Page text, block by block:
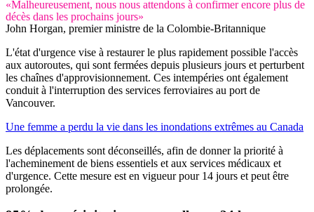
«Malheureusement, nous nous attendons à confirmer encore plus de
décès dans les prochains jours»
John Horgan, premier ministre de la Colombie-Britannique
L'état d'urgence vise à restaurer le plus rapidement possible l'accès
aux autoroutes, qui sont fermées depuis plusieurs jours et perturbent
les chaînes d'approvisionnement. Ces intempéries ont également
conduit à l'interruption des services ferroviaires au port de
Vancouver.
Une femme a perdu la vie dans les inondations extrêmes au Canada
Les déplacements sont déconseillés, afin de donner la priorité à
l'acheminement de biens essentiels et aux services médicaux et
d'urgence. Cette mesure est en vigueur pour 14 jours et peut être
prolongée.